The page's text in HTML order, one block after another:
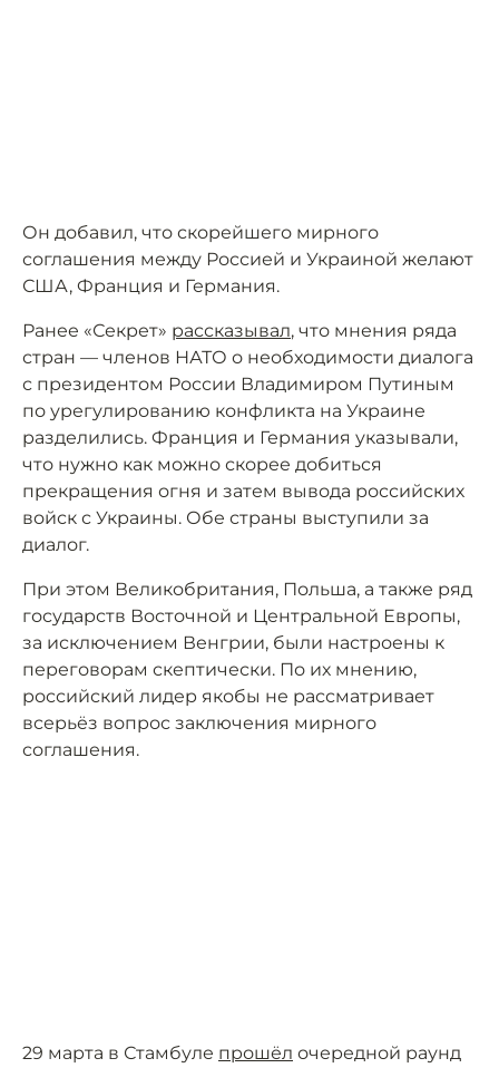
Он добавил, что скорейшего мирного
соглашения между Россией и Украиной желают
США, Франция и Германия.
Ранее «Секрет» рассказывал, что мнения ряда
стран — членов НАТО о необходимости диалога
с президентом России Владимиром Путиным
по урегулированию конфликта на Украине
разделились. Франция и Германия указывали,
что нужно как можно скорее добиться
прекращения огня и затем вывода российских
войск с Украины. Обе страны выступили за
диалог.
При этом Великобритания, Польша, а также ряд
государств Восточной и Центральной Европы,
за исключением Венгрии, были настроены к
переговорам скептически. По их мнению,
российский лидер якобы не рассматривает
всерьёз вопрос заключения мирного
соглашения.
29 марта в Стамбуле прошёл очередной раунд